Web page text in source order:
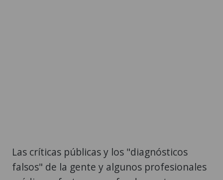
Las críticas públicas y los "diagnósticos
falsos" de la gente y algunos profesionales